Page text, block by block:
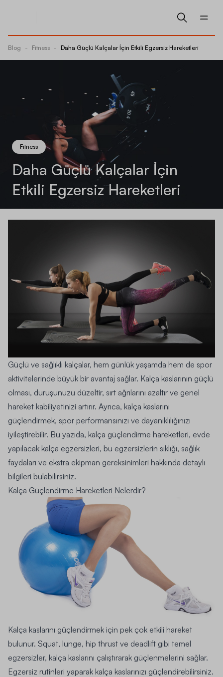
Blog - Fitness - Daha Güçlü Kalçalar İçin Etkili Egzersiz Hareketleri
Fitness
Daha Güçlü Kalçalar İçin
Etkili Egzersiz Hareketleri
Güçlü ve sağlıklı kalçalar, hem günlük yaşamda hem de spor
aktivitelerinde büyük bir avantaj sağlar. Kalça kaslarının güçlü
olması, duruşunuzu düzeltir, sırt ağrılarını azaltır ve genel
hareket kabiliyetinizi artırır. Ayrıca, kalça kaslarını
güçlendirmek, spor performansınızı ve dayanıklılığınızı
iyileştirebilir. Bu yazıda, kalça güçlendirme hareketleri, evde
yapılacak kalça egzersizleri, bu egzersizlerin sıklığı, sağlık
faydaları ve ekstra ekipman gereksinimleri hakkında detaylı
bilgileri bulabilirsiniz.
Kalça Güçlendirme Hareketleri Nelerdir?
Kalça kaslarını güçlendirmek için pek çok etkili hareket
bulunur. Squat, lunge, hip thrust ve deadlift gibi temel
egzersizler, kalça kaslarını çalıştırarak güçlenmelerini sağlar.
Egzersiz rutinleri yaparak kalça kaslarınızı güçlendirebilirsiniz.